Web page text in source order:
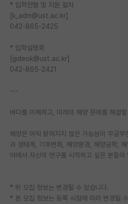
* 입학전형 및 지원 절차
[k_adm@ust.ac.kr]
042-865-2425
* 입학설명회
[gideok@ust.ac.kr]
042-865-2421
---
바다를 이해하고, 미래의 해양 문제를 해결
해양은 아직 밝혀지지 않은 가능성이 무궁
과 생태계, 기후변화, 해양환경, 해양공학,
야에서 자신의 연구를 시작하고 싶은 분들
* 위 모집 정보는 변경될 수 있습니다.
* 본 모집 정보는 등록 시점에 따라 변경될